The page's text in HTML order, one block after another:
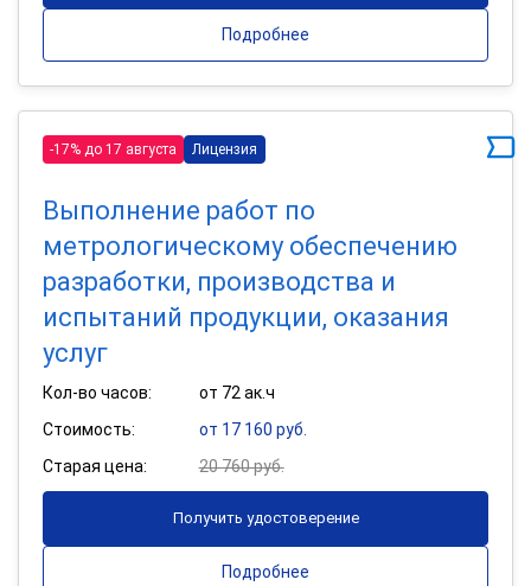
Подробнее
-17% до 17 августа Лицензия
Выполнение работ по
метрологическому обеспечению
разработки, производства и
испытаний продукции, оказания
услуг
Кол-во часов:
от 72 ак.ч
Стоимость:
от 17 160 руб.
Старая цена:
20 760 руб.
Получить удостоверение
Подробнее